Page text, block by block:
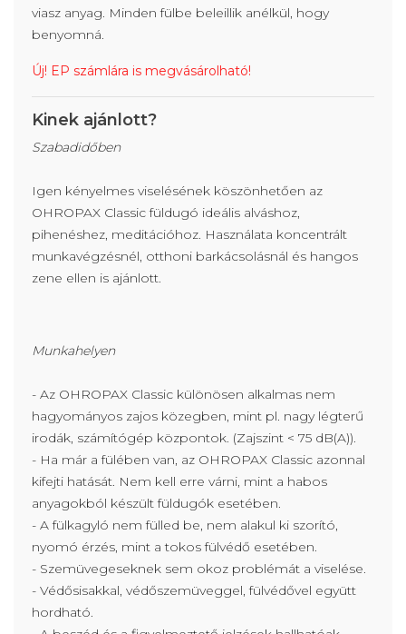
viasz anyag. Minden fülbe beleillik anélkül, hogy
benyomná.
Új! EP számlára is megvásárolható!
Kinek ajánlott?
Szabadidőben
Igen kényelmes viselésének köszönhetően az
OHROPAX Classic füldugó ideális alváshoz,
pihenéshez, meditációhoz. Használata koncentrált
munkavégzésnél, otthoni barkácsolásnál és hangos
zene ellen is ajánlott.
Munkahelyen
- Az OHROPAX Classic különösen alkalmas nem
hagyományos zajos közegben, mint pl. nagy légterű
irodák, számítógép központok. (Zajszint < 75 dB(A)).
- Ha már a fülében van, az OHROPAX Classic azonnal
kifejti hatását. Nem kell erre várni, mint a habos
anyagokból készült füldugók esetében.
- A fülkagyló nem fülled be, nem alakul ki szorító,
nyomó érzés, mint a tokos fülvédő esetében.
- Szemüvegeseknek sem okoz problémát a viselése.
- Védősisakkal, védőszemüveggel, fülvédővel együtt
hordható.